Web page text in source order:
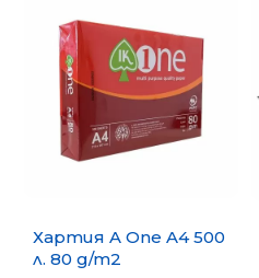
Хартия A One A4 500
л. 80 g/m2